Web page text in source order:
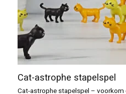
Cat-astrophe stapelspel
Cat-astrophe stapelspel –